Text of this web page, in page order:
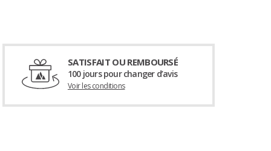
SATISFAIT OU REMBOURSÉ
100 jours pour changer d’avis
Voir les conditions